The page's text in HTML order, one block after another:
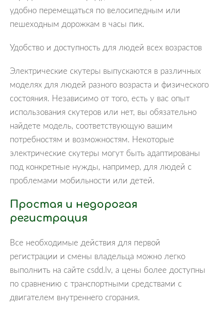
удобно перемещаться по велосипедным или
пешеходным дорожкам в часы пик.
Удобство и доступность для людей всех возрастов
Электрические скутеры выпускаются в различных
моделях для людей разного возраста и физического
состояния. Независимо от того, есть у вас опыт
использования скутеров или нет, вы обязательно
найдете модель, соответствующую вашим
потребностям и возможностям. Некоторые
электрические скутеры могут быть адаптированы
под конкретные нужды, например, для людей с
проблемами мобильности или детей.
Простая и недорогая
регистрация
Все необходимые действия для первой
регистрации и смены владельца можно легко
выполнить на сайте csdd.lv, а цены более доступны
по сравнению с транспортными средствами с
двигателем внутреннего сгорания.